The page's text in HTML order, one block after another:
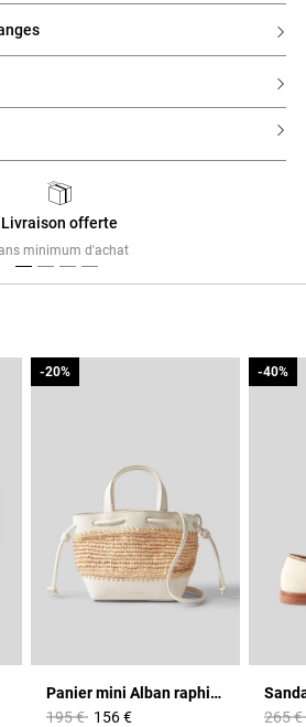
Livraison offerte
minimum d'achat
Panier mini Alban raphia cuir
Prix réduit à partir de
195 €à
-20%
156 €
-20%
Prix
265 €
-40%
-40%